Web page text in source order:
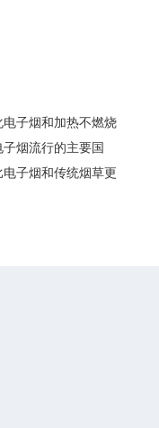
子烟和加热不燃烧
烟流行的主要国
子烟和传统烟草更